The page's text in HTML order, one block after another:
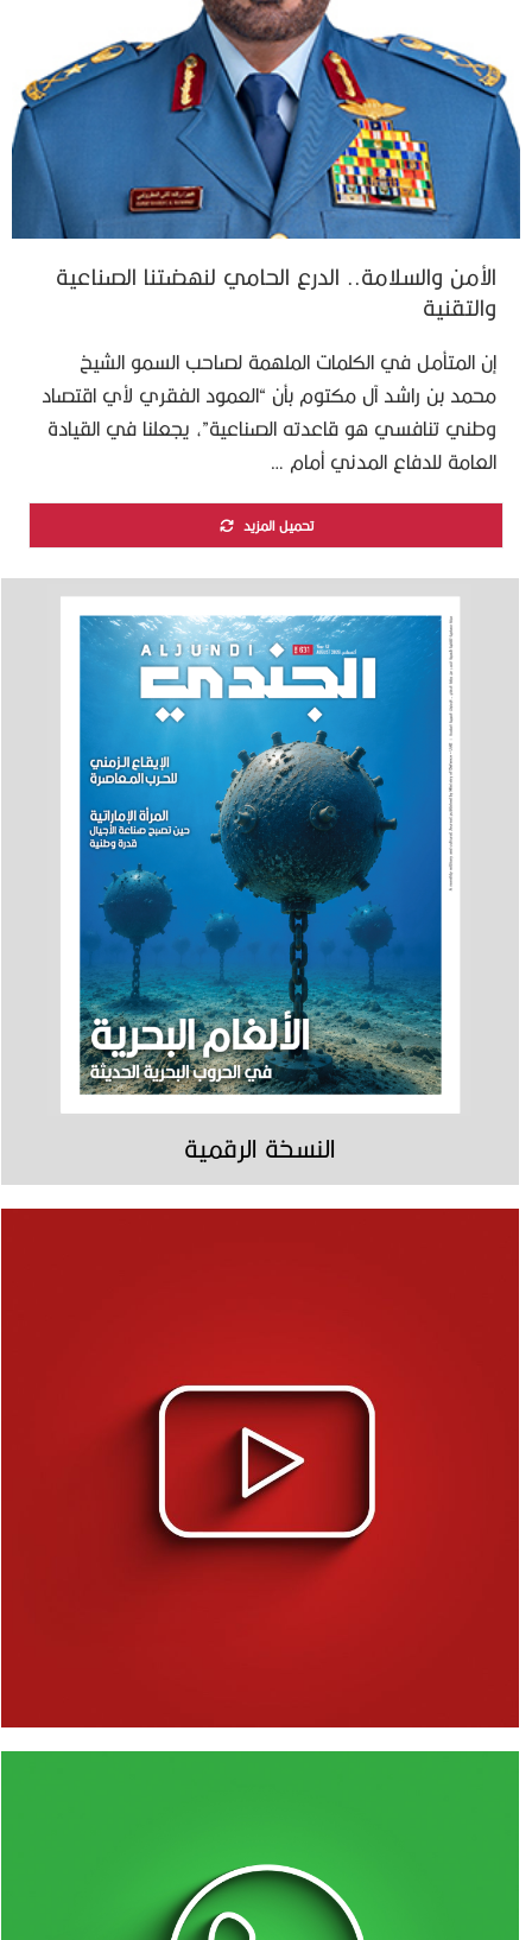
الأمن والسلامة.. الدرع الحامي لنهضتنا الصناعية
والتقنية
إن المتأمل في الكلمات الملهمة لصاحب السمو الشيخ
محمد بن راشد آل مكتوم بأن “العمود الفقري لأي اقتصاد
وطني تنافسي هو قاعدته الصناعية”، يجعلنا في القيادة
العامة للدفاع المدني أمام …
تحميل المزيد
النسخة الرقمية